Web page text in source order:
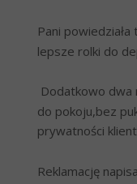
Pani
lepsze rolki do
Dodatkowo dwa
do pokoju,bez
prywatności
Reklamację